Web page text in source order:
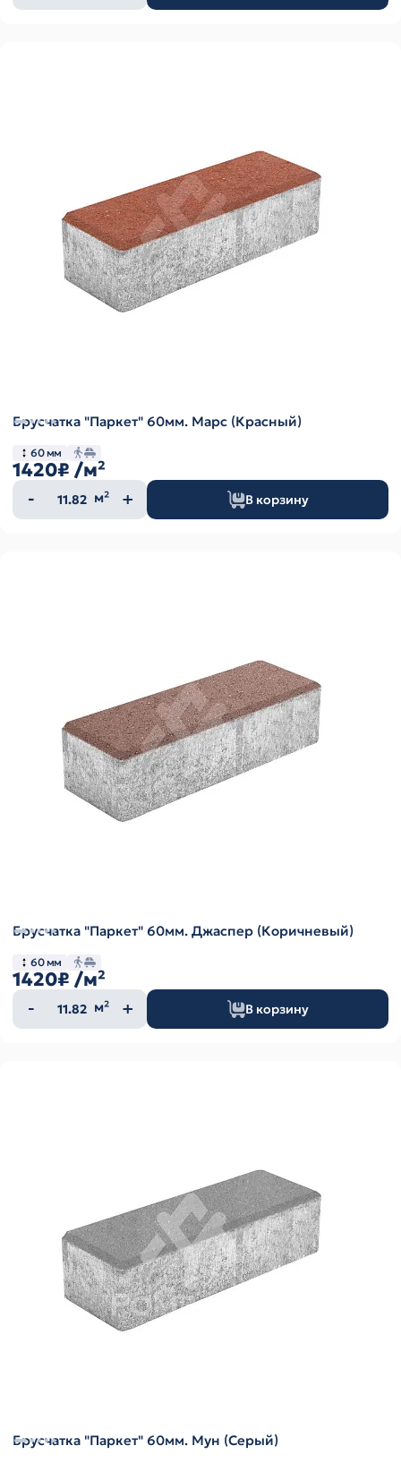
Брусчатка "Паркет" 60мм. Марс (Красный)
60 мм
1420₽ /м²
Количество
товара
м² В корзину
Брусчатка "Паркет" 60мм. Джаспер (Коричневый)
60 мм
1420₽ /м²
Количество
товара
м² В корзину
Брусчатка "Паркет" 60мм. Мун (Серый)